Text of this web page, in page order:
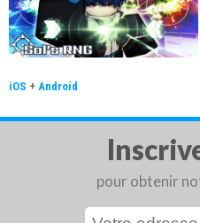
iOS + Android
pour obtenir